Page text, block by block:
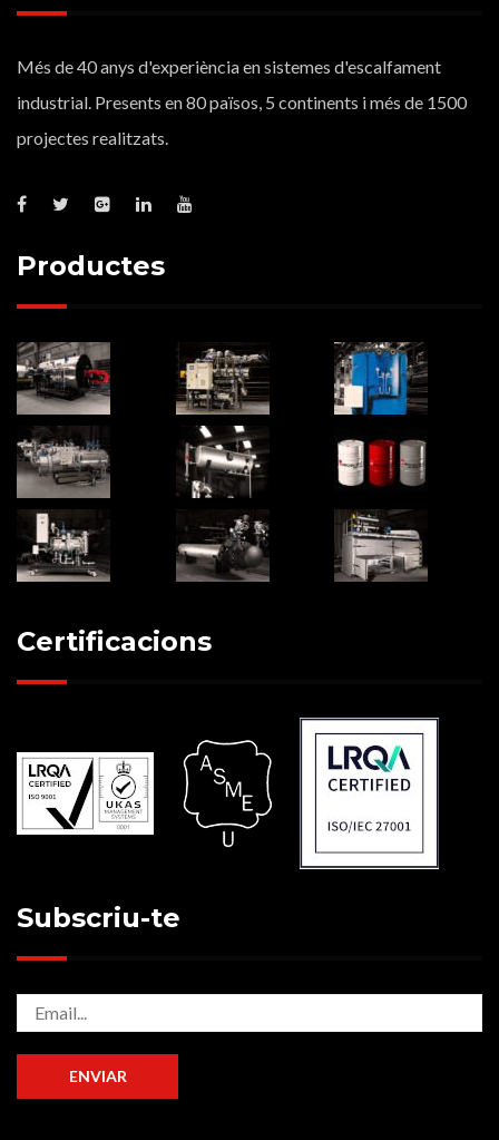
Més de 40 anys d'experiència en sistemes d'escalfament
industrial. Presents en 80 països, 5 continents i més de 1500
projectes realitzats.
Productes
Certificacions
Subscriu-te